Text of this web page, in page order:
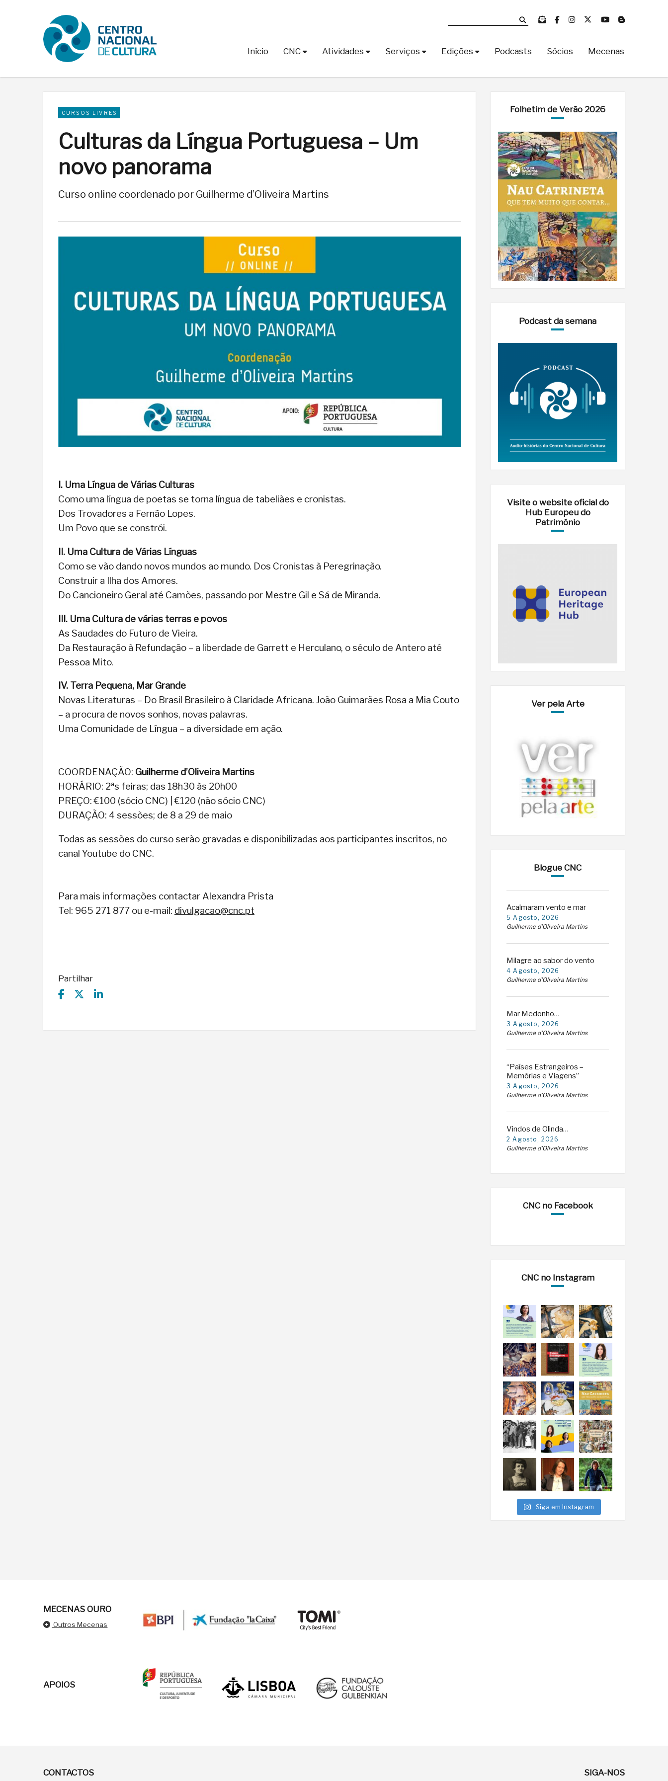
Início CNC Atividades Serviços Edições Podcasts Sócios Mecenas
CURSOS LIVRES
Culturas da Língua Portuguesa – Um
novo panorama
Curso online coordenado por Guilherme d’Oliveira Martins
I. Uma Língua de Várias Culturas
Como uma língua de poetas se torna língua de tabeliães e cronistas.
Dos Trovadores a Fernão Lopes.
Um Povo que se constrói.
II. Uma Cultura de Várias Línguas
Como se vão dando novos mundos ao mundo. Dos Cronistas à Peregrinação.
Construir a Ilha dos Amores.
Do Cancioneiro Geral até Camões, passando por Mestre Gil e Sá de Miranda.
III. Uma Cultura de várias terras e povos
As Saudades do Futuro de Vieira.
Da Restauração à Refundação – a liberdade de Garrett e Herculano, o século de Antero até
Pessoa Mito.
IV. Terra Pequena, Mar Grande
Novas Literaturas – Do Brasil Brasileiro à Claridade Africana. João Guimarães Rosa a Mia Couto
– a procura de novos sonhos, novas palavras.
Uma Comunidade de Língua – a diversidade em ação.
COORDENAÇÃO: Guilherme d’Oliveira Martins
HORÁRIO: 2ªs feiras; das 18h30 às 20h00
PREÇO: €100 (sócio CNC) | €120 (não sócio CNC)
DURAÇÃO: 4 sessões; de 8 a 29 de maio
Todas as sessões do curso serão gravadas e disponibilizadas aos participantes inscritos, no
canal Youtube do CNC.
Para mais informações contactar Alexandra Prista
Tel: 965 271 877 ou e-mail: divulgacao@cnc.pt
Partilhar
Folhetim de Verão 2026
Podcast da semana
Visite o website oficial do
Hub Europeu do
Património
Ver pela Arte
Blogue CNC
Acalmaram vento e mar
5 Agosto, 2026
Guilherme d'Oliveira Martins
Milagre ao sabor do vento
4 Agosto, 2026
Guilherme d'Oliveira Martins
Mar Medonho…
3 Agosto, 2026
Guilherme d'Oliveira Martins
“Países Estrangeiros –
Memórias e Viagens”
3 Agosto, 2026
Guilherme d'Oliveira Martins
Vindos de Olinda…
2 Agosto, 2026
Guilherme d'Oliveira Martins
CNC no Facebook
CNC no Instagram
Siga em Instagram
MECENAS OURO
Outros Mecenas
APOIOS
CONTACTOS SIGA-NOS